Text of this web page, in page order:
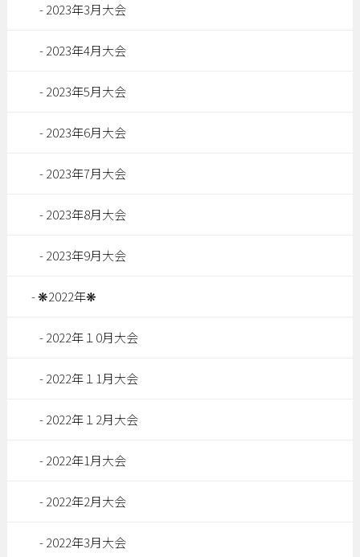
2023年3月大会
2023年4月大会
2023年5月大会
2023年6月大会
2023年7月大会
2023年8月大会
2023年9月大会
❋2022年❋
2022年１0月大会
2022年１1月大会
2022年１2月大会
2022年1月大会
2022年2月大会
2022年3月大会